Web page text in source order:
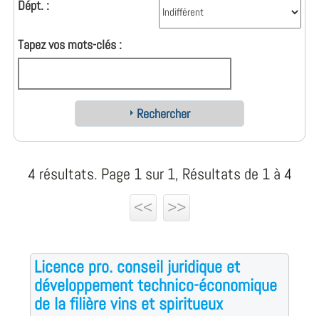
Dépt. :
Tapez vos mots-clés :
Rechercher
4 résultats. Page 1 sur 1, Résultats de 1 à 4
<<
>>
Licence pro. conseil juridique et
développement technico-économique
de la filière vins et spiritueux